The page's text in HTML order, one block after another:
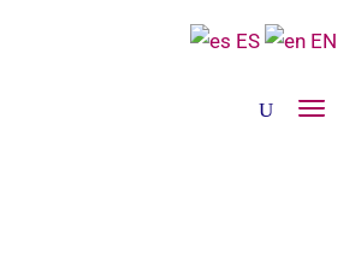
ES EN